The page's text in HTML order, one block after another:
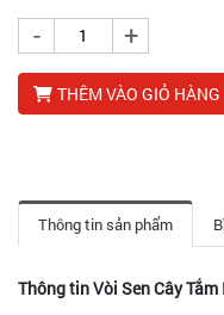
- +
THÊM VÀO GIỎ HÀNG
Thông tin sản phẩm
Thông tin Vòi Sen Cây